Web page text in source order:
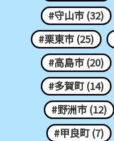
#守山市 (32)
#栗東市 (25)
#高島市 (20)
#多賀町 (14)
#野洲市 (12)
#甲良町 (7)